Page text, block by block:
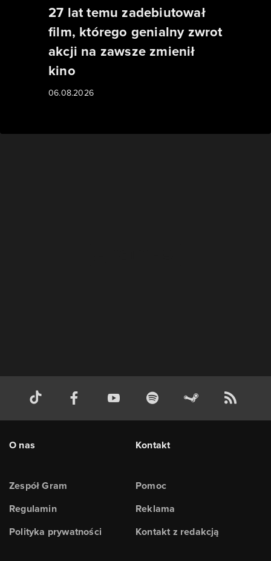
27 lat temu zadebiutował
film, którego genialny zwrot
akcji na zawsze zmienił
kino
06.08.2026
O nas
Zespół Gram
Regulamin
Polityka prywatności
Kontakt
Pomoc
Reklama
Kontakt z redakcją